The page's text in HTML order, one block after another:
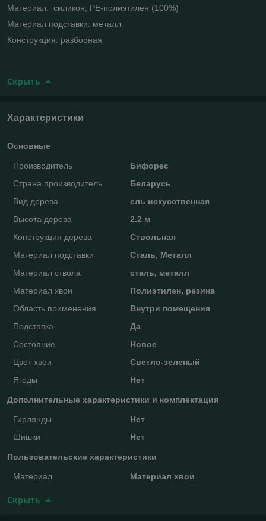
Материал: силикон, PE-полиэтилен (100%)
Материал подставки: металл
Конструкция: разборная
Скрыть
Характеристики
Основные
Производитель
Бифорес
Страна производитель
Беларусь
Вид дерева
ель искусственная
Высота дерева
2.2 м
Конструкция дерева
Ствольная
Материал подставки
Сталь, Металл
Материал ствола
сталь, металл
Материал хвои
Полиэтилен, резина
Область применения
Внутри помещения
Подставка
Да
Состояние
Новое
Цвет хвои
Светло-зеленый
Ягоды
Нет
Дополнительные характеристики и комплектация
Гирлянды
Нет
Шишки
Нет
Пользовательские характеристики
Материал Материал хвои
Скрыть